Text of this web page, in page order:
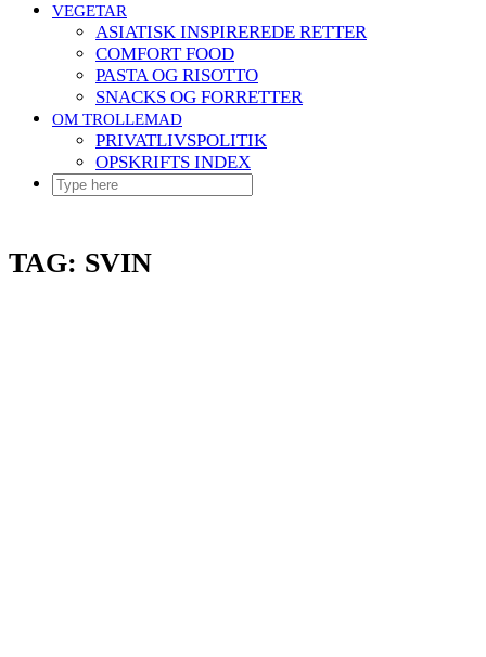
VEGETAR
ASIATISK INSPIREREDE RETTER
COMFORT FOOD
PASTA OG RISOTTO
SNACKS OG FORRETTER
OM TROLLEMAD
PRIVATLIVSPOLITIK
OPSKRIFTS INDEX
TAG: SVIN